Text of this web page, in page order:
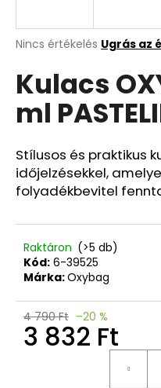
A
átlagos
értékelése
ből
csillag.
Nincs értékelés Ugrás az
Kulacs
ml
Stílusos és praktikus
időjelzésekkel,
folyadékbevitel
Raktáron (>5 db)
Kód: 6-39525
Márka:Oxybag
4 790 Ft –20 %
3 832 Ft
A
á
n
u
k
RÉSZES
SZETT
PREMIUM
LIGHT
RAPTOR
32
392
Ft
Korábbi: